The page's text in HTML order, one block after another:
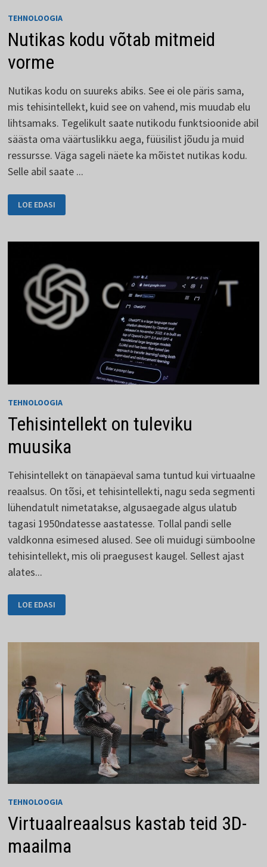
TEHNOLOOGIA
Nutikas kodu võtab mitmeid
vorme
Nutikas kodu on suureks abiks. See ei ole päris sama,
mis tehisintellekt, kuid see on vahend, mis muudab elu
lihtsamaks. Tegelikult saate nutikodu funktsioonide abil
säästa oma väärtuslikku aega, füüsilist jõudu ja muid
ressursse. Väga sageli näete ka mõistet nutikas kodu.
Selle abil saate ...
KODU
VÕTAB
LOE EDASI
TEHNOLOOGIA
Tehisintellekt on tuleviku
muusika
Tehisintellekt on tänapäeval sama tuntud kui virtuaalne
reaalsus. On tõsi, et tehisintellekti, nagu seda segmenti
lühendatult nimetatakse, algusaegade algus ulatub
tagasi 1950ndatesse aastatesse. Tollal pandi selle
valdkonna esimesed alused. See oli muidugi sümboolne
tehisintellekt, mis oli praegusest kaugel. Sellest ajast
alates...
TEHISINTELLEKT
ON
TULEVIKU
LOE EDASI
TEHNOLOOGIA
Virtuaalreaalsus kastab teid 3D-
maailma